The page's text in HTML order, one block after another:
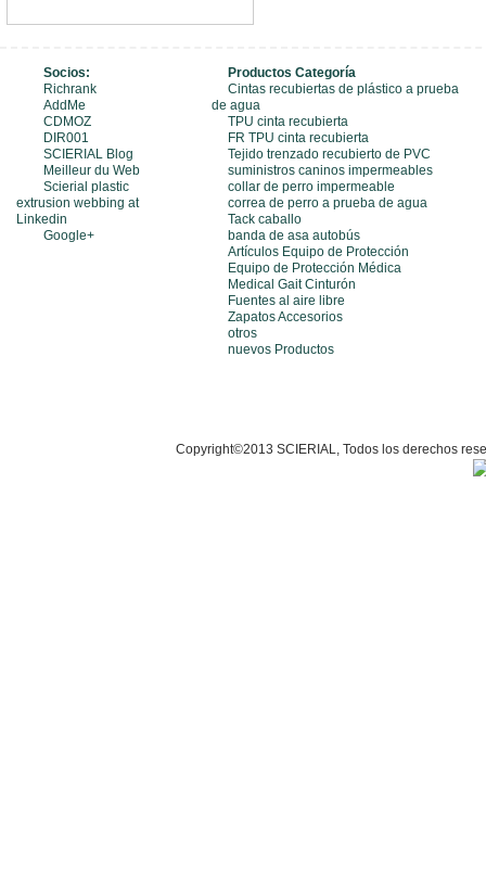
Socios:
Richrank
AddMe
CDMOZ
DIR001
SCIERIAL Blog
Meilleur du Web
Scierial plastic
extrusion webbing at
Linkedin
Google+
Productos Categoría
Cintas recubiertas de plástico a prueba
de agua
TPU cinta recubierta
FR TPU cinta recubierta
Tejido trenzado recubierto de PVC
suministros caninos impermeables
collar de perro impermeable
correa de perro a prueba de agua
Tack caballo
banda de asa autobús
Artículos Equipo de Protección
Equipo de Protección Médica
Medical Gait Cinturón
Fuentes al aire libre
Zapatos Accesorios
otros
nuevos Productos
Copyright©2013 SCIERIAL, Todos los derechos